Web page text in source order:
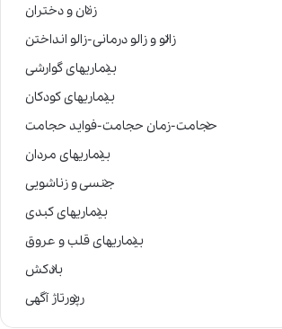
زنان و دختران
زالو و زالو درمانی-زالو انداختن
بیماریهای گوارشی
بیماریهای کودکان
حجامت-زمان حجامت-فواید حجامت
بیماریهای مردان
جنسی و زناشویی
بیماریهای کبدی
بیماریهای قلب و عروق
بادکش
رپورتاژ آگهی